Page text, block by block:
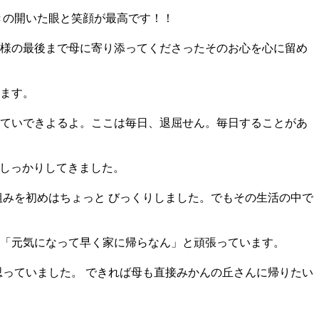
開いた眼と笑顔が最高です！！
の最後まで母に寄り添ってくださったそのお心を心に留め
す。
いできよるよ。ここは毎日、退屈せん。毎日することがあ
っかりしてきました。
を初めはちょっと びっくりしました。でもその生活の中で
気になって早く家に帰らなん」と頑張っています。
ていました。 できれば母も直接みかんの丘さんに帰りたい